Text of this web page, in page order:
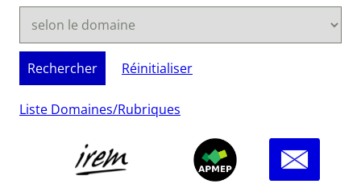
Rechercher
Rechercher Réinitialiser
Liste Domaines/Rubriques